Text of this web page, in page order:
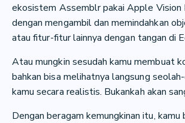
ekosistem Assemblr pakai Apple Vision
dengan mengambil dan memindahkan
atau fitur-fitur lainnya dengan tangan di
Atau mungkin sesudah kamu membuat
bahkan bisa melihatnya langsung
kamu secara realistis. Bukankah akan
Dengan beragam kemungkinan itu, kamu